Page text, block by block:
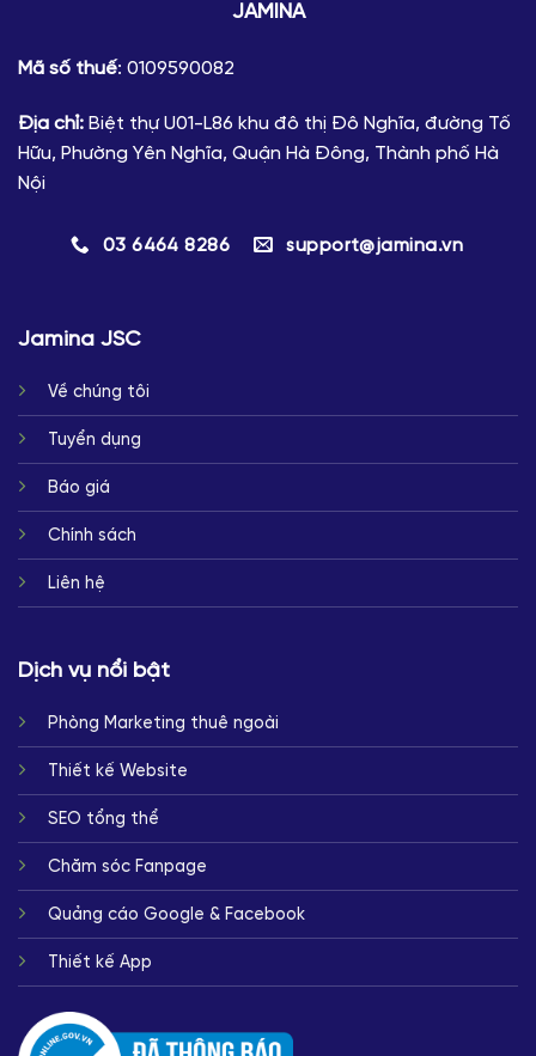
JAMINA
Mã số thuế: 0109590082
Địa chỉ: Biệt thự U01-L86 khu đô thị Đô Nghĩa, đường Tố
Hữu, Phường Yên Nghĩa, Quận Hà Đông, Thành phố Hà
Nội
03 6464 8286 support@jamina.vn
Jamina JSC
Về chúng tôi
Tuyển dụng
Báo giá
Chính sách
Liên hệ
Dịch vụ nổi bật
Phòng Marketing thuê ngoài
Thiết kế Website
SEO tổng thể
Chăm sóc Fanpage
Quảng cáo Google & Facebook
Thiết kế App